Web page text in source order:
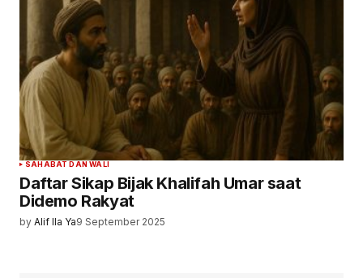
SAHABAT DAN WALI
Daftar Sikap Bijak Khalifah Umar saat
Didemo Rakyat
by Alif Ila Ya9 September 2025